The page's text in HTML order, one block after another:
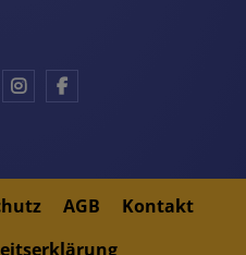
AGB
Kontakt